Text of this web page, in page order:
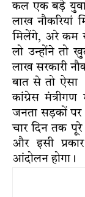
कल एक बड़े युवा
लाख नौकरियां
मिलेंगे, अरे कम से
लो उन्होंने तो
लाख सरकारी
बात से तो
कांग्रेस
जनता सड़कों
चार दिन तक
और इसी
आंदोलन होगा।